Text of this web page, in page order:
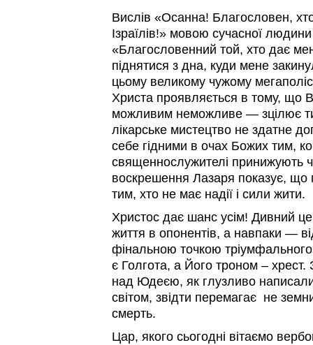
Вислів «Осанна! Благословен,
Ізраїлів!» мовою сучасної
«Благословенний той, хто дає
піднятися з дна, куди мене
цьому великому чужому
Христа проявляється в тому, що
можливим неможливе — зцілює
лікарське мистецтво не здатне
себе гідними в очах Божих тим,
священнослужителі принижують
воскрешення Лазаря показує, що
тим, хто не має надії і сили жити.
Христос дає шанс усім! Дивний
життя в опонентів, а навпаки —
фінальною точкою
є Голгота, а Його троном –
над Юдеєю, як глузливо написали
світом, звідти перемагає не
смерть.
Цар, якого сьогодні вітаємо